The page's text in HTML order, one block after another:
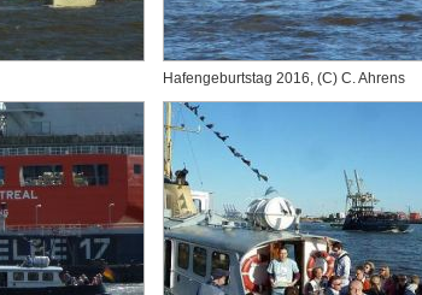
Hafengeburtstag 2016, (C) C. Ahrens